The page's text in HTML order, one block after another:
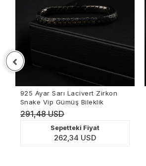
925 Ayar Sarı Lacivert Zirkon
Snake Vip Gümüş Bileklik
291,48 USD
Sepetteki Fiyat
262,34 USD